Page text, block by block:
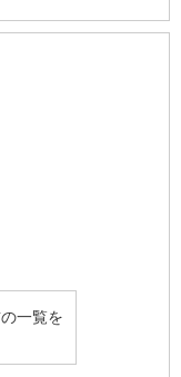
一覧を